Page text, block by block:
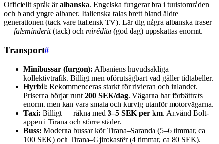
Officiellt språk äralbanska. Engelska fungerar bra i turistområden
och bland yngre albaner. Italienska talas brett bland äldre
generationen (tack vare italiensk TV). Lär dig några albanska fraser
— faleminderit(tack) och mirëdita (god dag) uppskattas enormt.
Transport#
Minibussar (furgon): Albaniens huvudsakliga
kollektivtrafik. Billigt men oförutsägbart vad gäller tidtabeller.
Hyrbil: Rekommenderas starkt för rivieran och inlandet.
Priserna börjar runt 200 SEK/dag. Vägarna har förbättrats
enormt men kan vara smala och kurvig utanför motorvägarna.
Taxi: Billigt — räkna med 3–5 SEK per km. Använd Bolt-
appen i Tirana och större städer.
Buss: Moderna bussar kör Tirana–Saranda (5–6 timmar, ca
100 SEK) och Tirana–Gjirokastër (4 timmar, ca 80 SEK).